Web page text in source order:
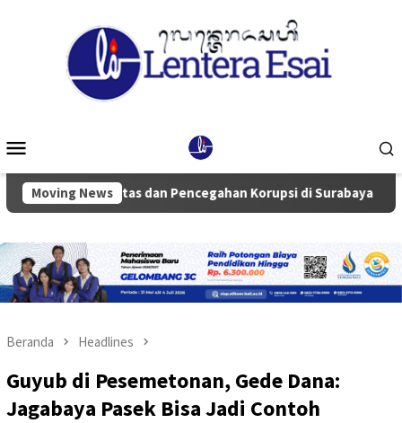
Mobile
Moving News
Integritas dan Pencegahan Korupsi di Surabaya
Beranda Headlines
Guyub di Pesemetonan, Gede Dana:
Jagabaya Pasek Bisa Jadi Contoh